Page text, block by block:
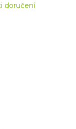
doručení